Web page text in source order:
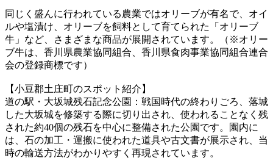
同じく盛んに行われている農業ではオリーブが有名で、オイ
ルや塩漬け、オリーブを飼料として育てられた「オリーブ
牛」など、さまざまな商品が展開されています。（※オリー
ブ牛は、香川県農業協同組合、香川県食肉事業協同組合連合
会の登録商標です）
【小豆郡土庄町のスポット紹介】
道の駅・大坂城残石記念公園：戦国時代の終わりごろ、落城
した大坂城を修築する際に切り出され、使われることなく残
された約40個の残石を中心に整備された公園です。園内に
は、石の加工・運搬に使われた道具や古文書が展示され、当
時の輸送方法がわかりやすく再現されています。